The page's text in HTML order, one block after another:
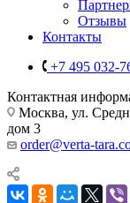
Отзывы
Контакты
+7 495 032-
Контактная
Москва, ул.
дом 3
order@verta-